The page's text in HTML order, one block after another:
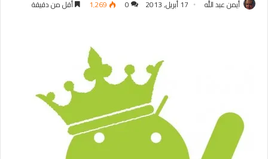
أيمن عبد الله 17 أبريل, 2013 0 1٬269 أقل من دقيقة